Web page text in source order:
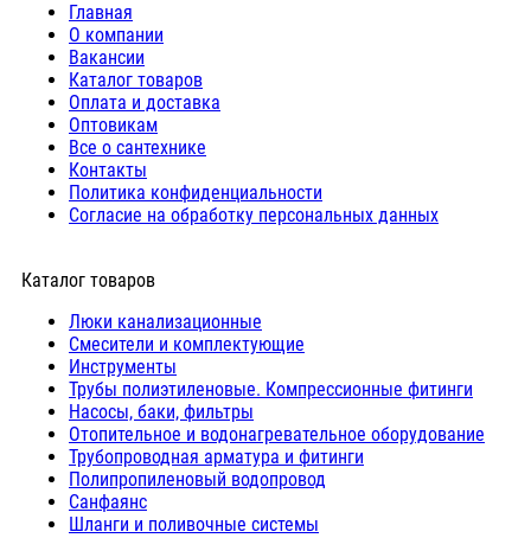
Главная
О компании
Вакансии
Каталог товаров
Оплата и доставка
Оптовикам
Все о сантехнике
Контакты
Политика конфиденциальности
Согласие на обработку персональных данных
Каталог товаров
Люки канализационные
Cмесители и комплектующие
Инструменты
Трубы полиэтиленовые. Компрессионные фитинги
Насосы, баки, фильтры
Отопительное и водонагревательное оборудование
Трубопроводная арматура и фитинги
Полипропиленовый водопровод
Санфаянс
Шланги и поливочные системы